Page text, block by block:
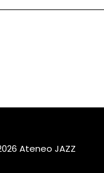
Ateneo JAZZ